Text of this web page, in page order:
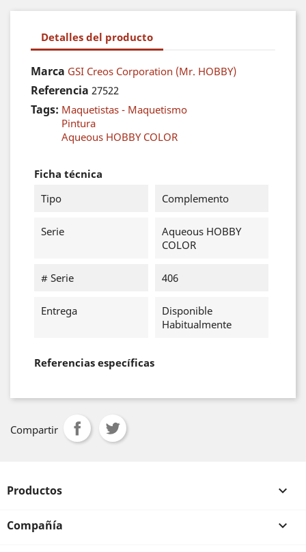
Detalles del producto
Marca GSI Creos Corporation (Mr. HOBBY)
Referencia 27522
Tags: Maquetistas - Maquetismo
Pintura
Aqueous HOBBY COLOR
Ficha técnica
Tipo
Complemento
Serie
Aqueous HOBBY
COLOR
# Serie 406
Entrega
Disponible
Habitualmente
Referencias específicas
Compartir
Productos 
Compañía 